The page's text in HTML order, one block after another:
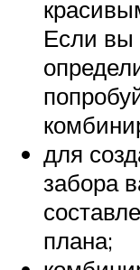
Если вы
для
забора
плана;